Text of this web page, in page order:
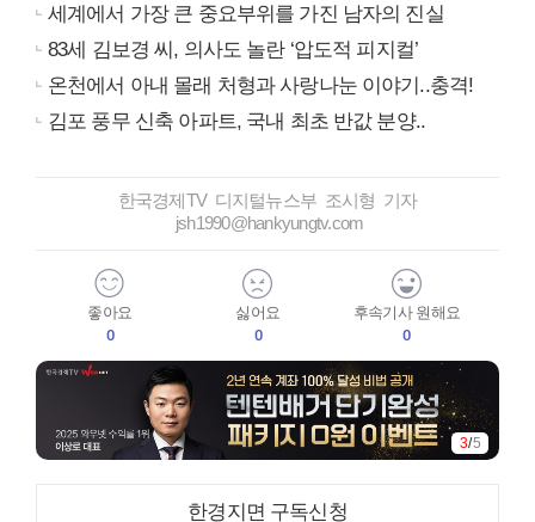
세계에서 가장 큰 중요부위를 가진 남자의 진실
83세 김보경 씨, 의사도 놀란 ‘압도적 피지컬’
온천에서 아내 몰래 처형과 사랑나눈 이야기..충격!
김포 풍무 신축 아파트, 국내 최초 반값 분양..
한국경제TV 디지털뉴스부 조시형 기자
jsh1990@hankyungtv.com
좋아요
0
싫어요
0
후속기사 원해요
0
4/5
한경지면 구독신청